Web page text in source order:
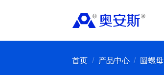
首页 / 产品中心 / 圆螺母